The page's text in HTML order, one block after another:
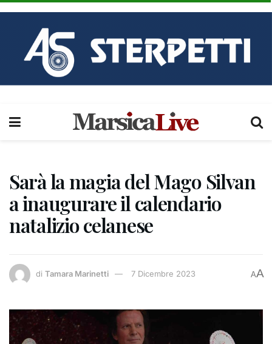
Sarà la magia del Mago Silvan
a inaugurare il calendario
natalizio celanese
di Tamara Marinetti 7 Dicembre 2023 AA